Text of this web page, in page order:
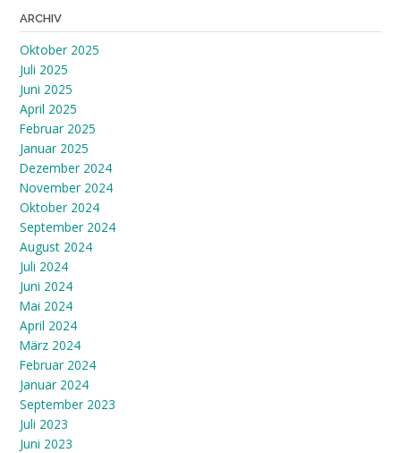
ARCHIV
Oktober 2025
Juli 2025
Juni 2025
April 2025
Februar 2025
Januar 2025
Dezember 2024
November 2024
Oktober 2024
September 2024
August 2024
Juli 2024
Juni 2024
Mai 2024
April 2024
März 2024
Februar 2024
Januar 2024
September 2023
Juli 2023
Juni 2023